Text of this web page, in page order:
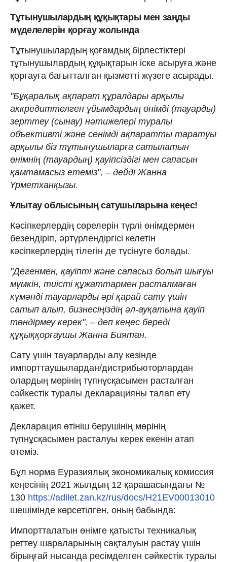
Тұтынушылардың құқықтары мен заңды
мүделелерін қорғау жолында
Тұтынушылардың қоғамдық бірлестіктері
тұтынушылардың құқықтарын іске асыруға және
қорғауға бағытталған қызметті жүзеге асырады.
"Бұқаралық ақпарат құралдары арқылы
аккредиттелген ұйымдардың өнімді (тауарды)
зерттеу (сынау) нәтижелері туралы
объективті және сенімді ақпаратты таратуы
арқылы біз тұтынушыларға сатылатын
өнімнің (тауардың) қауіпсіздігі мен сапасын
қамтамасыз етеміз", – дейді Жанна
Үрметханқызы.
Ұлытау облысының сатушыларына кеңес!
Кәсіпкерлердің сөрелерін түрлі өнімдермен
безендіріп, әртүрлендіргісі келетін
кәсіпкерлердің тілегін де түсінуге болады.
"Дегенмен, қауіпті және сапасыз болып шығуы
мүмкін, тиісті құжаттармен расталмаған
күмәнді тауарларды әрі қарай сату үшін
сатып алып, бизнесіңіздің әл-ауқатына қауіп
төндірмеу керек", – деп кеңес береді
құқыққорғаушы Жанна Биятан.
Сату үшін тауарларды алу кезінде
импорттаушылардан/дистрибьюторлардан
олардың мөрінің түпнұсқасымен расталған
сәйкестік туралы декларацияны талап ету
қажет.
Декларация өтініш берушінің мөрінің
түпнұсқасымен расталуы керек екенін атап
өтеміз.
Бұл норма Еуразиялық экономикалық комиссия
кеңесінің 2021 жылдың 12 қарашасындағы №
130 https://adilet.zan.kz/rus/docs/H21EV00013010
шешімінде көрсетілген, оның бабында:
Импортталатын өнімге қатысты техникалық
реттеу шараларының сақталуын растау үшін
бірыңғай нысанда ресімделген сәйкестік туралы